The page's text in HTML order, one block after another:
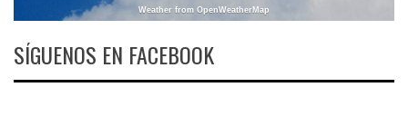
Weather from OpenWeatherMap
SÍGUENOS EN FACEBOOK